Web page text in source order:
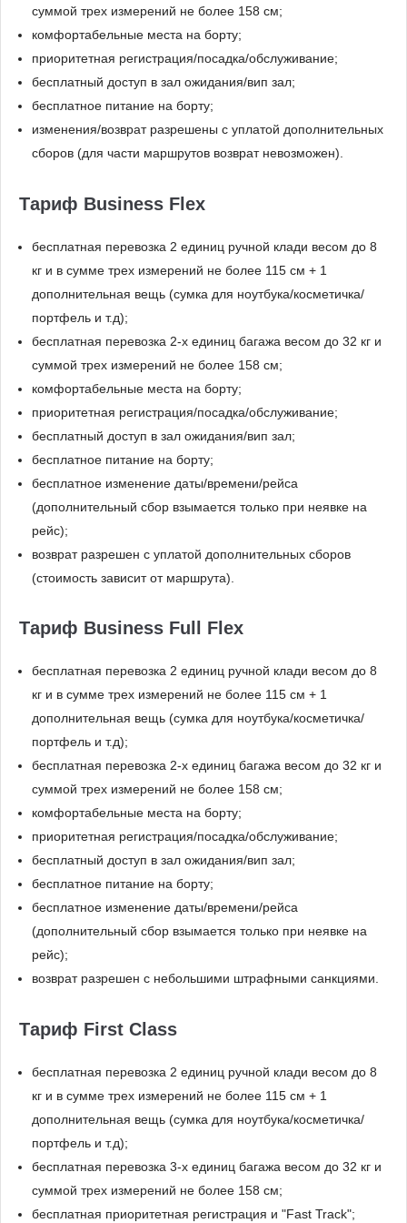
суммой трех измерений не более 158 см;
комфортабельные места на борту;
приоритетная регистрация/посадка/обслуживание;
бесплатный доступ в зал ожидания/вип зал;
бесплатное питание на борту;
изменения/возврат разрешены с уплатой дополнительных
сборов (для части маршрутов возврат невозможен).
Тариф Business Flex
бесплатная перевозка 2 единиц ручной клади весом до 8
кг и в сумме трех измерений не более 115 см + 1
дополнительная вещь (сумка для ноутбука/косметичка/
портфель и т.д);
бесплатная перевозка 2-х единиц багажа весом до 32 кг и
суммой трех измерений не более 158 см;
комфортабельные места на борту;
приоритетная регистрация/посадка/обслуживание;
бесплатный доступ в зал ожидания/вип зал;
бесплатное питание на борту;
бесплатное изменение даты/времени/рейса
(дополнительный сбор взымается только при неявке на
рейс);
возврат разрешен с уплатой дополнительных сборов
(стоимость зависит от маршрута).
Тариф Business Full Flex
бесплатная перевозка 2 единиц ручной клади весом до 8
кг и в сумме трех измерений не более 115 см + 1
дополнительная вещь (сумка для ноутбука/косметичка/
портфель и т.д);
бесплатная перевозка 2-х единиц багажа весом до 32 кг и
суммой трех измерений не более 158 см;
комфортабельные места на борту;
приоритетная регистрация/посадка/обслуживание;
бесплатный доступ в зал ожидания/вип зал;
бесплатное питание на борту;
бесплатное изменение даты/времени/рейса
(дополнительный сбор взымается только при неявке на
рейс);
возврат разрешен с небольшими штрафными санкциями.
Тариф First Class
бесплатная перевозка 2 единиц ручной клади весом до 8
кг и в сумме трех измерений не более 115 см + 1
дополнительная вещь (сумка для ноутбука/косметичка/
портфель и т.д);
бесплатная перевозка 3-х единиц багажа весом до 32 кг и
суммой трех измерений не более 158 см;
бесплатная приоритетная регистрация и "Fast Track";